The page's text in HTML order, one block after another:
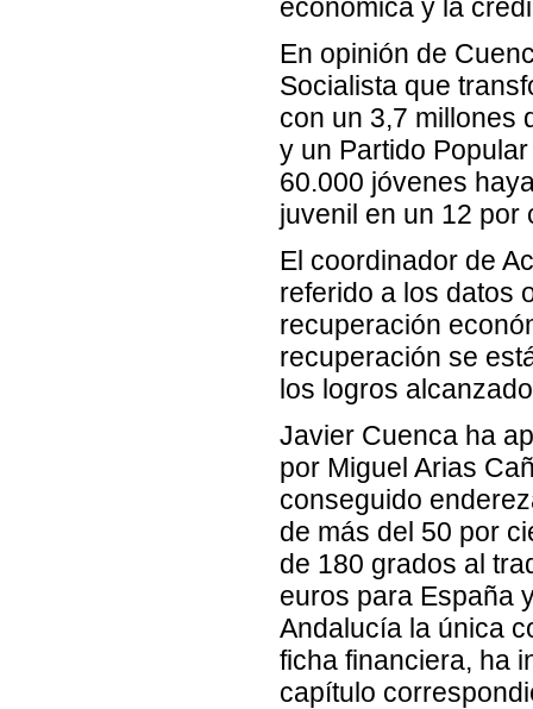
económica y la
En opinión de
Socialista que
con un 3,7 millones
y un Partido
60.000 jóvenes
juvenil en un 12 por
El coordinador de
referido a los datos
recuperación
recuperación se
los logros
Javier Cuenca ha
por Miguel Arias
conseguido
de más del 50 por
de 180 grados al
euros para España
Andalucía la única
ficha financiera, ha
capítulo